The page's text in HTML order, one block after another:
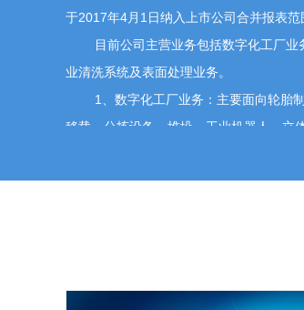
137****3379 问
领导，您好！我来自四川
复苏？
【征集问题】
在订单执行过程中，公司持续采
于2017年4月1日纳入上市公司合并报表范
目前公司主营业务包括数字化工厂
业清洗系统及表面处理业务。
1、数字化工厂业务：主要面向轮胎
移载、分拣设备、堆垛、工业机器人、立
2、电气自动化及集成业务：作为公
气装备、自动化控制技术参与到客户端
3、公司橡胶智能装备业务的主要产